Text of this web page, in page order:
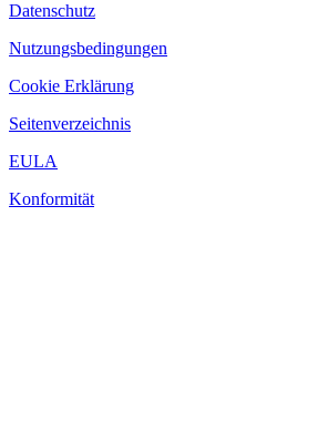
Datenschutz
Nutzungsbedingungen
Cookie Erklärung
Seitenverzeichnis
EULA
Konformität